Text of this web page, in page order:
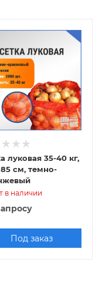
луковая 35-40 кг,
см, темно-
в наличии
Под заказ